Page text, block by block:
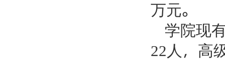
万元。
学院现
22人，高